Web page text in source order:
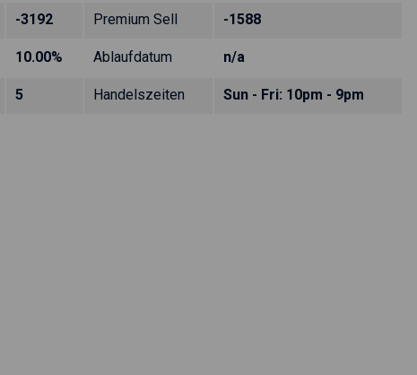
-3192 Premium Sell -1588
10.00% Ablaufdatum n/a
5 Handelszeiten Sun - Fri: 10pm - 9pm